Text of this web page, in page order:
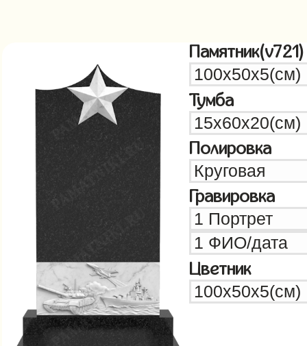
Памятник(v721)
Тумба
Полировка
Гравировка
Цветник